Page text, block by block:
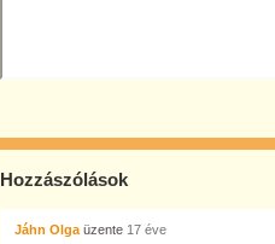
Hozzászólások
Jáhn Olga üzente 17 éve